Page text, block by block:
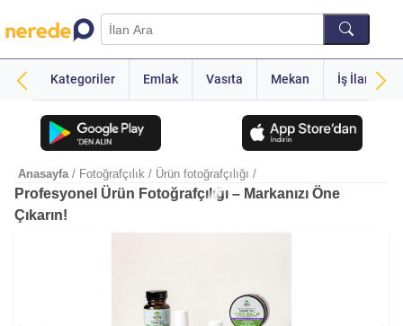
Kategoriler Emlak Vasıta Mekan İş İlanı
Anasayfa / Fotoğrafçılık / Ürün fotoğrafçılığı /
Profesyonel Ürün Fotoğrafçılığı – Markanızı Öne
Çıkarın!